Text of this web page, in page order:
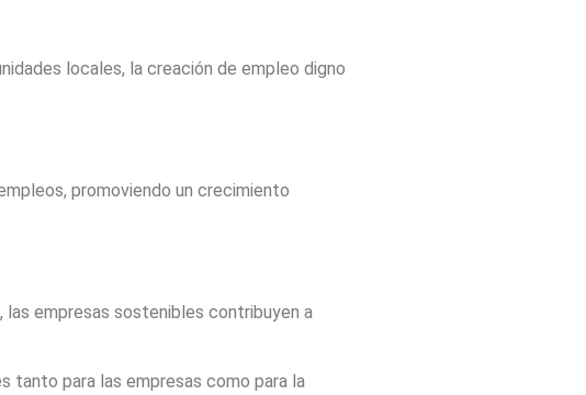
locales, la creación de empleo digno
promoviendo un crecimiento
empresas sostenibles contribuyen a
tanto para las empresas como para la